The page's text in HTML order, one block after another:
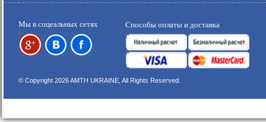
Мы в соцеальных сетях Способы оплаты и доставка
© Copyright 2026 AMTH UKRAINE, All Rights Reserved.